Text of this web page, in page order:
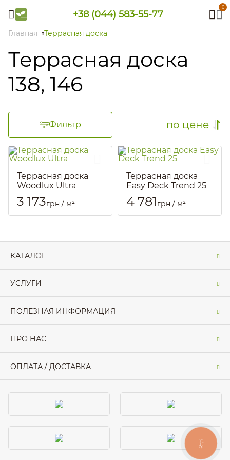
+38 (044) 583-55-77
0
Главная Террасная доска
Террасная доска
138, 146
по цене
Фильтр
Террасная доска
Woodlux Ultra
Артикул::
3 173грн / м²
Террасная доска
Easy Deck Trend 25
Артикул:: 2801
4 781 грн / м²
КАТАЛОГ
УСЛУГИ
ПОЛЕЗНАЯ ИНФОРМАЦИЯ
ПРО НАС
ОПЛАТА / ДОСТАВКА
КНОПКА
ЗВ'ЯЗКУ